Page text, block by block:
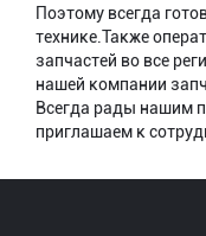
Поэтому всегда
технике.Также
запчастей во все
нашей компании
Всегда рады нашим
приглашаем к